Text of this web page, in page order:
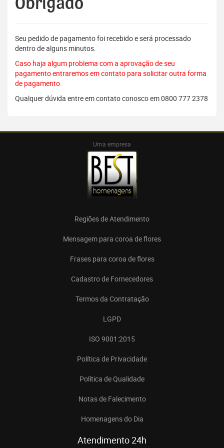
Obrigado
Seu pedido de pagamento foi recebido e será processado
dentro de alguns minutos.
Caso haja algum problema com a aprovação de seu
pagamento entraremos em contato para solicitar outra forma
de pagamento.
Qualquer dúvida entre em contato conosco em 0800 777 2378
Uma empresa
Regiões de Atendimento
Mensagem para coroa de flores
Frases para coroa de flores
Cadastro de Fornecedores
Termos da Contratação
LGPD
ISO 9001:2015
Política de Privacidade
Política de Qualidade
Notas de Falecimento
Homenagens do Dia
Atendimento 24h